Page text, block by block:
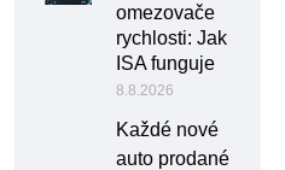
omezovače
rychlosti: Jak
ISA funguje
8.8.2026
Každé nové
auto prodané